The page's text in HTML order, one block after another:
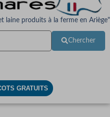
laine produits à la ferme en Ariège"
Chercher
GRATUITS